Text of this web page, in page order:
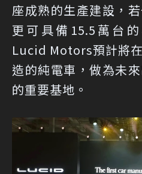
座成熟的生產建設，
更可具備15.5萬台
Lucid Motors預計將
造的純電車，做為未
的重要基地。